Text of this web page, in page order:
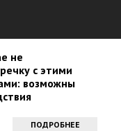
не
с этими
возможны
ПОДРОБНЕЕ